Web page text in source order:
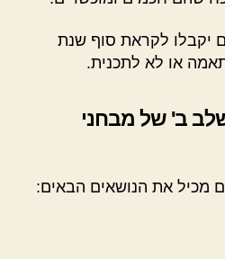
יקבלו לקראת סוף שנת
או לא לתכנית.
ב' של מבחני
מכיל את הנושאים הבאים: